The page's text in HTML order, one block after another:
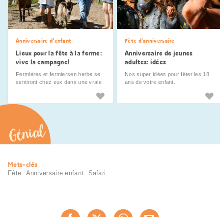
Anniversaire d’enfant
Lieux pour la fête à la ferme:
vive la campagne!
Fermières et fermiersen herbe se
sentiront chez eux dans une vraie
une ambiance champêtre dans un
jardin ou un appartement.
Fête d’anniversaire
Anniversaire de jeunes
adultes: idées
Nos super idées pour fêter les 18
ans de votre enfant.
Génial
Informations
utiles
Mots-clés
Fête Anniversaire enfant Safari